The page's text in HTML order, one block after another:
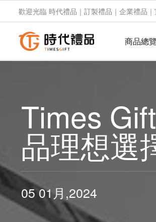
歡迎光臨 時代禮品｜訂製禮品｜企業禮品
商品總覽
Times
品理想選
05 01月,2024